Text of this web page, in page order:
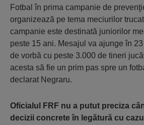
Fotbal în prima campanie de
organizează pe tema meciurilor
campanie este destinată juniorilor
peste 15 ani. Mesajul va ajunge în
de vorbă cu peste 3.000 de tineri
acesta să fie un prim pas spre un
declarat Negraru.
Oficialul FRF nu a putut preciza
decizii concrete în legătură cu